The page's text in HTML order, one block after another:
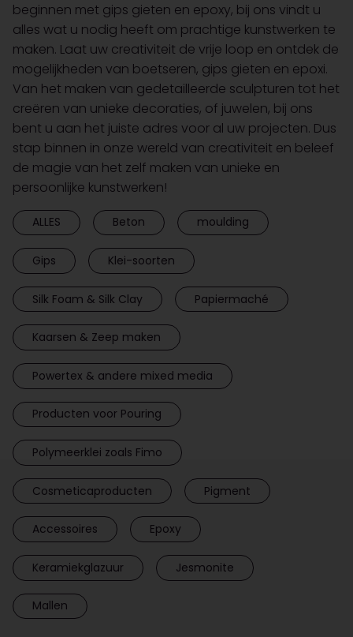
beginnen met gips gieten en epoxy, bij ons vindt u
alles wat u nodig heeft om prachtige kunstwerken te
maken. Laat uw creativiteit de vrije loop en ontdek de
mogelijkheden van boetseren, gips gieten en epoxi.
Van het maken van gedetailleerde sculpturen tot het
creëren van unieke decoraties, of juwelen, bij ons
bent u aan het juiste adres voor al uw projecten. Dus
stap binnen in onze wereld van creativiteit en beleef
de magie van het zelf maken van unieke en
persoonlijke kunstwerken!
ALLES Beton moulding
Gips Klei-soorten
Silk Foam & Silk Clay Papiermaché
Kaarsen & Zeep maken
Powertex & andere mixed media
Producten voor Pouring
Polymeerklei zoals Fimo
Cosmeticaproducten Pigment
Accessoires Epoxy
Keramiekglazuur Jesmonite
Mallen